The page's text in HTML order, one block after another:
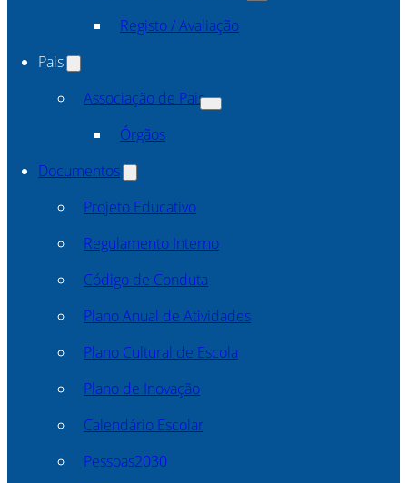
Registo / Avaliação
Pais
Associação de Pais
Órgãos
Documentos
Projeto Educativo
Regulamento Interno
Código de Conduta
Plano Anual de Atividades
Plano Cultural de Escola
Plano de Inovação
Calendário Escolar
Pessoas2030